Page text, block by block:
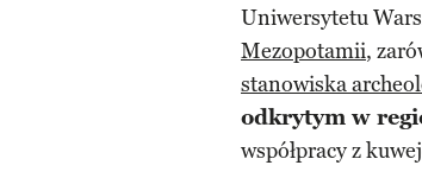
Uniwersytetu
Mezopotamii,
stanowiska
odkrytym w
współpracy z